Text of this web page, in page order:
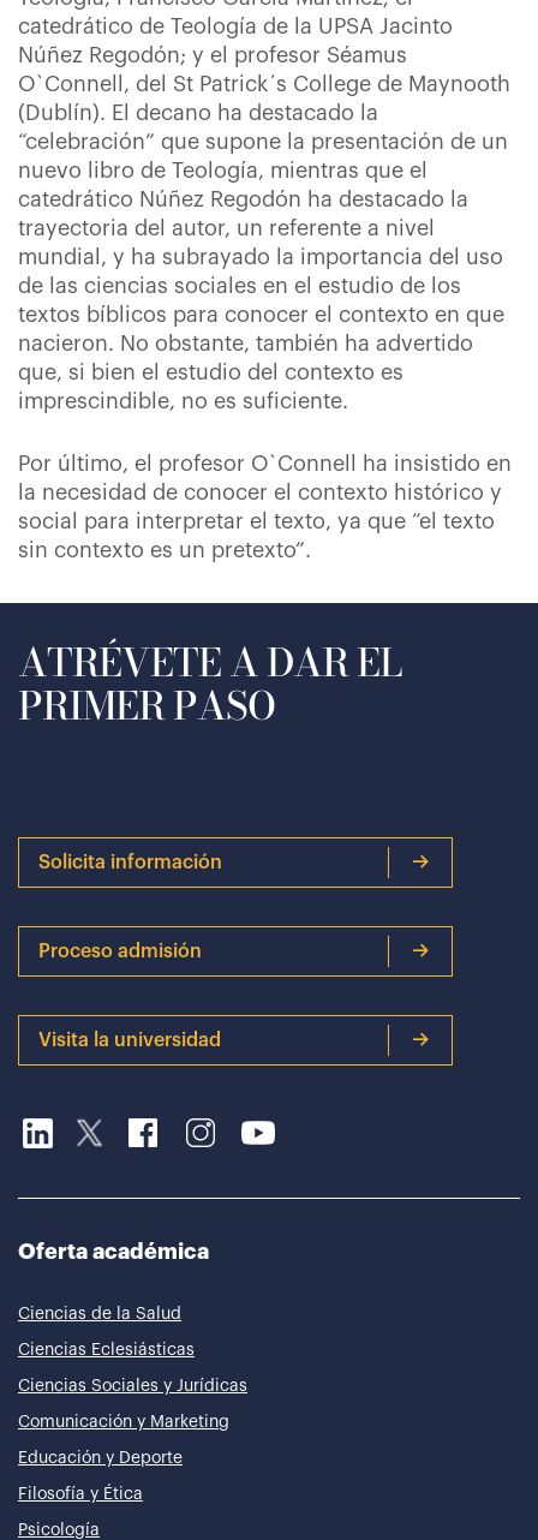
catedrático de Teología de la UPSA Jacinto
Núñez Regodón; y el profesor Séamus
O`Connell, del St Patrick´s College de Maynooth
(Dublín). El decano ha destacado la
“celebración” que supone la presentación de un
nuevo libro de Teología, mientras que el
catedrático Núñez Regodón ha destacado la
trayectoria del autor, un referente a nivel
mundial, y ha subrayado la importancia del uso
de las ciencias sociales en el estudio de los
textos bíblicos para conocer el contexto en que
nacieron. No obstante, también ha advertido
que, si bien el estudio del contexto es
imprescindible, no es suficiente.
Por último, el profesor O`Connell ha insistido en
la necesidad de conocer el contexto histórico y
social para interpretar el texto, ya que “el texto
sin contexto es un pretexto”.
ATRÉVETE A DAR EL
PRIMER PASO
Solicita información
Proceso admisión
Visita la universidad
Oferta académica
Ciencias de la Salud
Ciencias Eclesiásticas
Ciencias Sociales y Jurídicas
Comunicación y Marketing
Educación y Deporte
Filosofía y Ética
Psicología